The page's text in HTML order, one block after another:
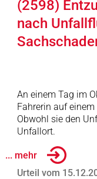
(2598)
nach
An einem Tag im
Fahrerin auf
Obwohl sie den
Unfallort.
... mehr
Urteil vom